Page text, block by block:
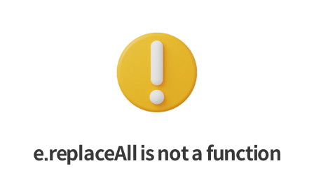
e.replaceAll is not a function